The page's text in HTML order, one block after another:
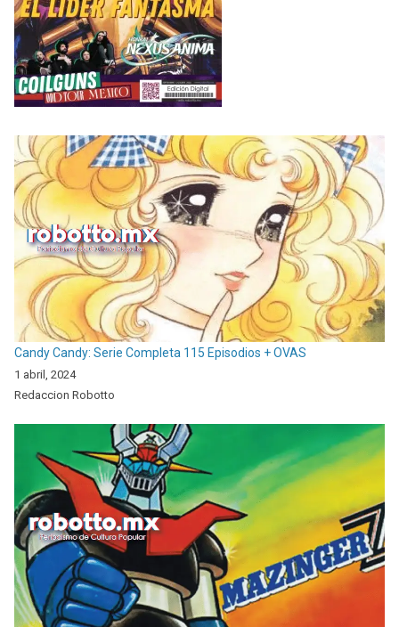
Candy Candy: Serie Completa 115 Episodios + OVAS
1 abril, 2024
Redaccion Robotto